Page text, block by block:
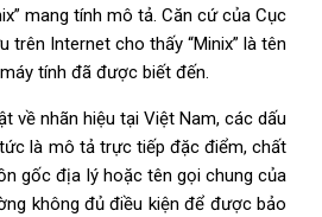
mang tính mô tả. Căn cứ của Cục
trên Internet cho thấy “Minix” là tên
tính đã được biết đến.
về nhãn hiệu tại Việt Nam, các dấu
là mô tả trực tiếp đặc điểm, chất
gốc địa lý hoặc tên gọi chung của
không đủ điều kiện để được bảo